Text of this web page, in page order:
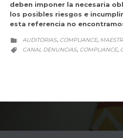
deben imponer la necesaria
los posibles riesgos e
esta referencia no
 CATEGORY
AUDITORIAS, COMPLIANCE,
 CATEGORY
CANAL DENUNCIAS, COMPLIANCE,